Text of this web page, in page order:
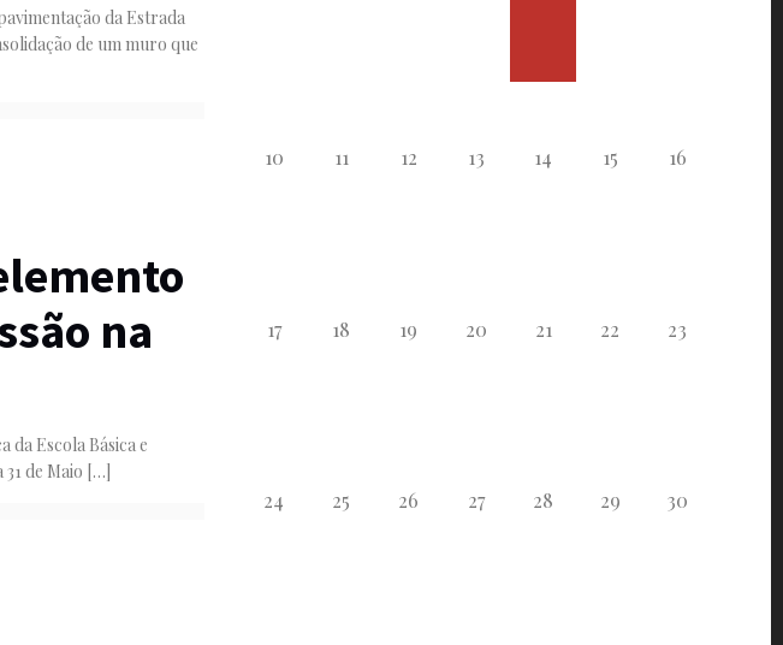
da Estrada
de um muro que
na
da Escola Básica e
de Maio […]
10 11 12 13 14 15 16
17 18 19 20 21 22 23
24 25 26 27 28 29 30